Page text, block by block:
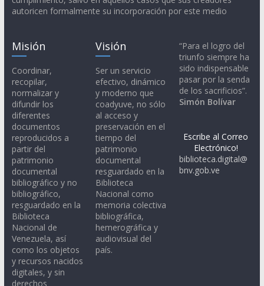
autoricen formalmente su incorporación por este medio
Misión
Coordinar,
recopilar,
normalizar y
difundir los
diferentes
documentos
reproducidos a
partir del
patrimonio
documental
bibliográfico y no
bibliográfico,
resguardado en la
Biblioteca
Nacional de
Venezuela, así
como los objetos
y recursos nacidos
digitales, y sin
derechos
Visión
Ser un servicio
efectivo, dinámico
y moderno que
coadyuve, no sólo
al acceso y
preservación en el
tiempo del
patrimonio
documental
resguardado en la
Biblioteca
Nacional como
memoria colectiva
bibliográfica,
hemerográfica y
audiovisual del
país.
“Para el logro del
triunfo siempre ha
sido indispensable
pasar por la senda
de los sacrificios”.
Simón Bolívar
Escribe al Correo
Electrónico!
biblioteca.digital@
bnv.gob.ve